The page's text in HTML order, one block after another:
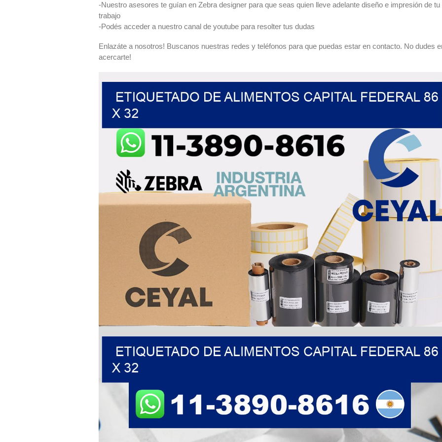
-Nuestro asesores te guían en Zebra designer para que seas quien lleve adelante diseño e impresión de tu
trabajo
-Podés acceder a nuestro canal de youtube para resolter tus dudas
Enlazáte a nosotros! Buscanos nuestras redes y teléfonos para que puedas estar en contacto. No dudes
acercarte!